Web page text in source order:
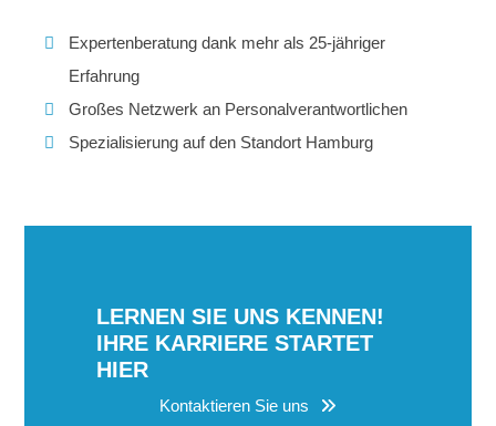
Expertenberatung dank mehr als 25-jähriger
Erfahrung
Großes Netzwerk an Personalverantwortlichen
Spezialisierung auf den Standort Hamburg
LERNEN SIE UNS KENNEN!
IHRE KARRIERE STARTET
HIER
Kontaktieren Sie uns